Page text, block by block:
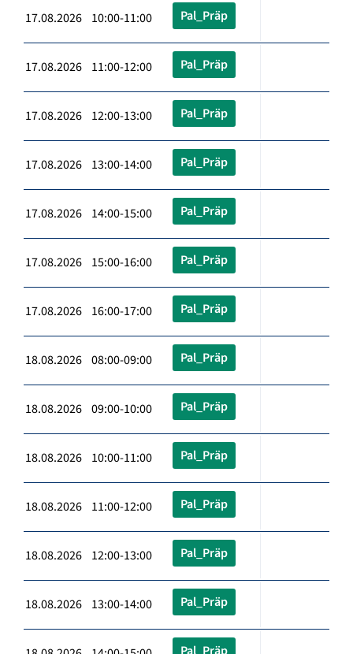
17.08.2026 10:00-11:00 Pal_Präp
17.08.2026 11:00-12:00 Pal_Präp
17.08.2026 12:00-13:00 Pal_Präp
17.08.2026 13:00-14:00 Pal_Präp
17.08.2026 14:00-15:00 Pal_Präp
17.08.2026 15:00-16:00 Pal_Präp
17.08.2026 16:00-17:00 Pal_Präp
18.08.2026 08:00-09:00 Pal_Präp
18.08.2026 09:00-10:00 Pal_Präp
18.08.2026 10:00-11:00 Pal_Präp
18.08.2026 11:00-12:00 Pal_Präp
18.08.2026 12:00-13:00 Pal_Präp
18.08.2026 13:00-14:00 Pal_Präp